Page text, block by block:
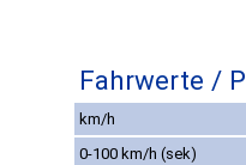
Fahrwerte /
km/h
0-100 km/h (sek)